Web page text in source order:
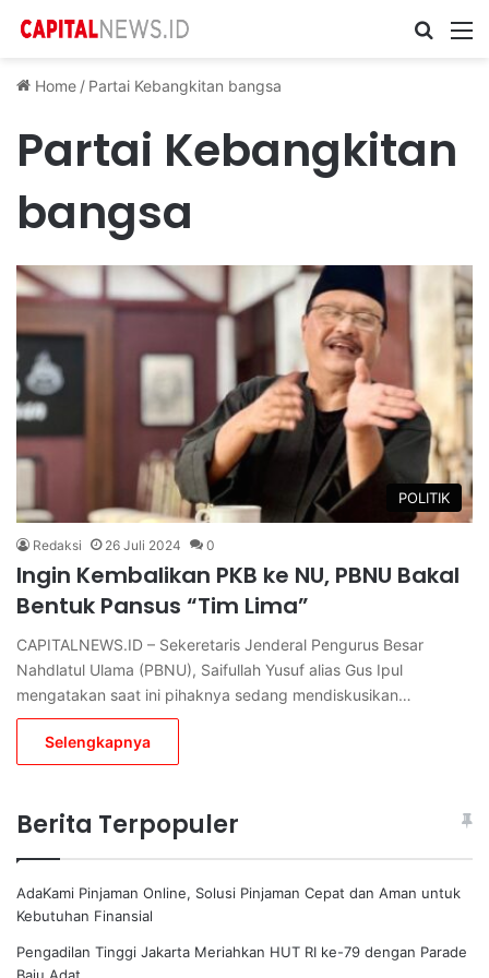
Cari ...
Home / Partai Kebangkitan bangsa
Partai Kebangkitan
bangsa
POLITIK
Redaksi 26 Juli 2024 0
Ingin Kembalikan PKB ke NU, PBNU Bakal
Bentuk Pansus “Tim Lima”
CAPITALNEWS.ID – Sekeretaris Jenderal Pengurus Besar
Nahdlatul Ulama (PBNU), Saifullah Yusuf alias Gus Ipul
mengatakan saat ini pihaknya sedang mendiskusikan…
Selengkapnya
Berita Terpopuler
AdaKami Pinjaman Online, Solusi Pinjaman Cepat dan Aman untuk
Kebutuhan Finansial
Pengadilan Tinggi Jakarta Meriahkan HUT RI ke-79 dengan Parade